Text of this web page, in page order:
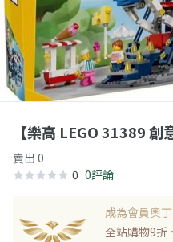
【樂高 LEGO 31389 創
賣出 0
0 0評論
成為會員奧
全站購物9折